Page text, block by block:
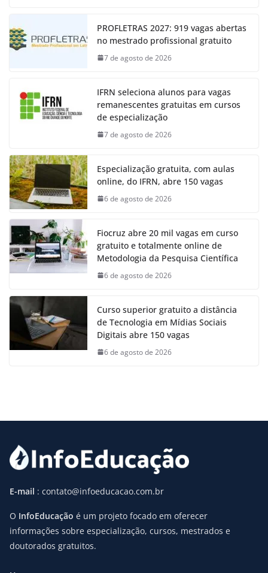
PROFLETRAS 2027: 919 vagas abertas
no mestrado profissional gratuito
7 de agosto de 2026
IFRN seleciona alunos para vagas
remanescentes gratuitas em cursos
de especialização
7 de agosto de 2026
Especialização gratuita, com aulas
online, do IFRN, abre 150 vagas
6 de agosto de 2026
Fiocruz abre 20 mil vagas em curso
gratuito e totalmente online de
Metodologia da Pesquisa Científica
6 de agosto de 2026
Curso superior gratuito a distância
de Tecnologia em Mídias Sociais
Digitais abre 150 vagas
6 de agosto de 2026
E-mail : contato@infoeducacao.com.br
O InfoEducação é um projeto focado em oferecer
informações sobre especialização, cursos, mestrados e
doutorados gratuitos.